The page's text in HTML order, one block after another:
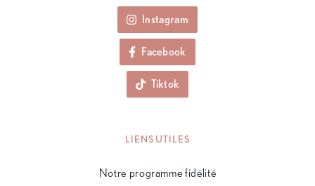
Instagram
Facebook
Tiktok
LIENS UTILES
Notre programme fidélité